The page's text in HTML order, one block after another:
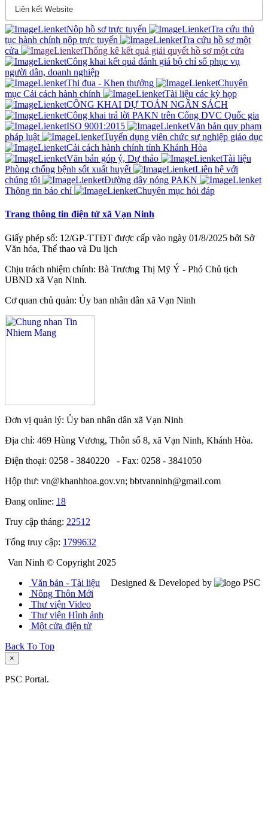
Nộp hồ sơ trực tuyến
Tra cứu thủ
tục hành chính nộp trực tuyến
Tra cứu hồ sơ một
cửa
Thống kê kết quả giải quyết hồ sơ một cửa
Công khai kết quả đánh giá bộ chỉ sổ phục vụ
người dân, doanh nghiệp
Thi đua - Khen thưởng
Chuyên
mục Cải cách hành chính
Tài liệu các kỳ họp
CÔNG KHAI DỰ TOÁN NGÂN SÁCH
Công khai trả lời PAKN trên Cổng DVC Quốc gia
ISO 9001:2015
Văn bản quy phạm
pháp luật
Tuyển dụng viên chức sự nghiệp giáo dục
Cải cách hành chính tỉnh Khánh Hòa
Văn bản góp ý, Dự thảo
Tài liệu
Phòng chống bệnh sốt xuất huyết
Liên hệ với
chúng tôi
Đường dây nóng PAKN
Thông tin báo chí
Chuyên mục hỏi đáp
Trang thông tin điện tử xã Vạn Ninh
Giấy phép số: 12/GP-TTĐT được cấp vào ngày 01/8/2025 bởi Sở
Văn hóa, Thể thao và Du lịch
Chịu trách nhiệm chính: Bà Trương Thị Mỹ Ý - Phó Chủ tịch
UBND xã Vạn Ninh.
Cơ quan chủ quản: Ủy ban nhân dân xã Vạn Ninh
Đơn vị quản lý: Ủy ban nhân dân xã Vạn Ninh
Địa chỉ: 469 Hùng Vương, Thôn số 8, xã Vạn Ninh, Khánh Hòa.
Điện thoại: 0258 - 3840220 - Fax: 0258 - 3841050
Hộp thư: vn@khanhhoa.gov.vn; bbtvanninh@gmail.com
Đang online: 18
Truy cập tháng: 22512
Tổng truy cập: 1799632
Van Ninh © Copyright 2025
Designed & Developed by
Văn bản - Tài liệu
Nông Thôn Mới
Thư viện Video
Thư viện Hình ảnh
Một cửa điện tử
Back To Top
×
PSC Portal.